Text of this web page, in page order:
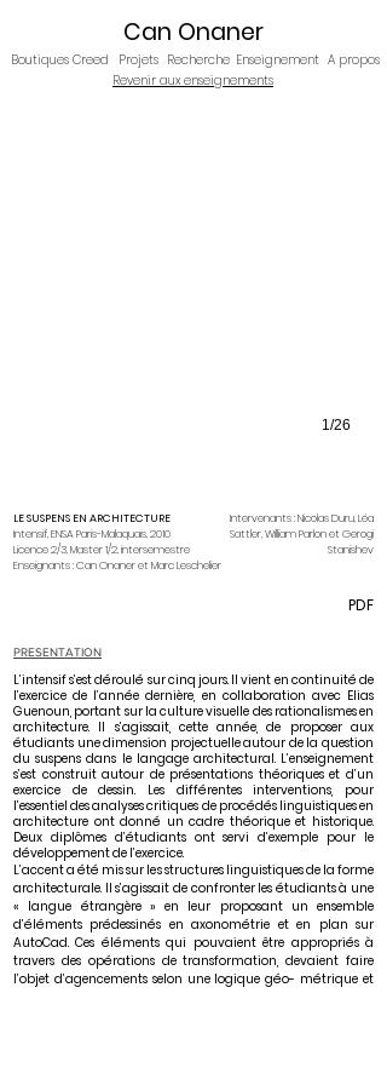
Can Onaner
Boutiques Creed Projets Recherche Enseignement A propos
Revenir aux enseignements
1/26
LE SUSPENS EN ARCHITECTURE
Intensif, ENSA Paris-Malaquais, 2010
Licence 2/3, Master 1/2, intersemestre
Enseignants : Can Onaner et Marc Leschelier
Intervenants : Nicolas Duru, Léa
Sattler,William Parlon et Gerogi
Stanishev
PDF
PRESENTATION
L’intensif s’est déroulé sur cinq jours. Il vient en continuité de
l’exercice de l’année dernière, en collaboration avec Elias
Guenoun, portant sur la culture visuelle des rationalismes en
architecture. Il s’agissait, cette année, de proposer aux
étudiants une dimension projectuelle autour de la question
du suspens dans le langage architectural. L’enseignement
s’est construit autour de présentations théoriques et d’un
exercice de dessin. Les différentes interventions, pour
l’essentiel des analyses critiques de procédés linguistiques en
architecture ont donné un cadre théorique et historique.
Deux diplômes d’étudiants ont servi d’exemple pour le
développement de l’exercice.
L’accent a été mis sur les structures linguistiques de la forme
architecturale. Il s’agissait de confronter les étudiants à une
« langue étrangère » en leur proposant un ensemble
d’éléments prédessinés en axonométrie et en plan sur
AutoCad. Ces éléments qui pouvaient être appropriés à
travers des opérations de transformation, devaient faire
l’objet d’agencements selon une logique géo- métrique et